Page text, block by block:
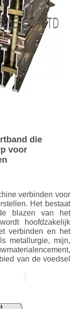
die
voor
verbinden voor
Het bestaat
blazen van het
hoofdzakelijk
verbinden en het
metallurgie, mijn,
van de voedsel